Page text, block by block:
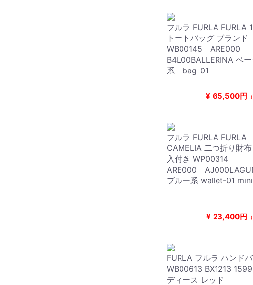
フルラ FURLA FURLA
トートバッグ ブランド
WB00145 ARE000
B4L00BALLERINA ベー
系 bag-01
¥ 65,500円
フルラ FURLA FURLA
CAMELIA 二つ折り財
入付き WP00314
ARE000
ブルー系 wallet-01
¥ 23,400円
FURLA フルラ ハンド
WB00613 BX1213
ディース レッド